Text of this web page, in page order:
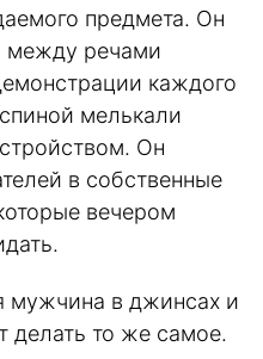
предмета. Он
между речами
каждого
мелькали
Он
в собственные
вечером
мужчина в джинсах и
делать то же самое.